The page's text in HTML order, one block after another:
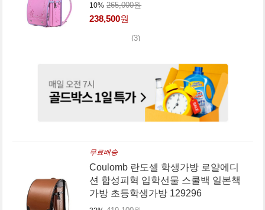
10% 265,000원
238,500원
(3)
무료배송
Coulomb 란도셀 학생가방 로얄에디
션 합성피혁 입학선물 스쿨백 일본책
가방 초등학생가방 129296